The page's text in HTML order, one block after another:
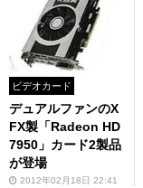
ビデオカード
デュアルファンのX
FX製「Radeon HD
7950」カード2製品
が登場
2012年02月18日 22:41